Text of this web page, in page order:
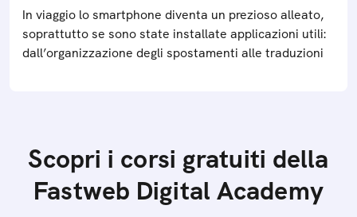
In viaggio lo smartphone diventa un prezioso alleato,
soprattutto se sono state installate applicazioni utili:
dall’organizzazione degli spostamenti alle traduzioni
Scopri i corsi gratuiti della
Fastweb Digital Academy